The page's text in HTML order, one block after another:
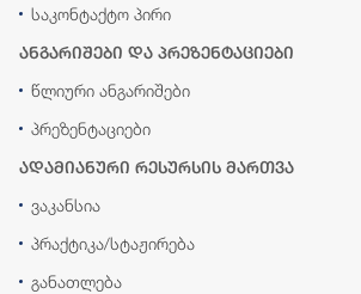
საკონტაქტო პირი
ანგარიშები და პრეზენტაციები
წლიური ანგარიშები
პრეზენტაციები
ადამიანური რესურსის მართვა
ვაკანსია
პრაქტიკა/სტაჟირება
განათლება